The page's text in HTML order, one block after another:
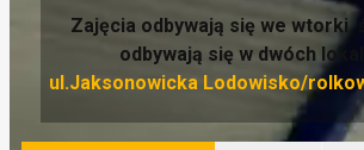
Zajęcia odbywają się we
odbywają się w dwóch
ul.Jaksonowicka Lodowisko/